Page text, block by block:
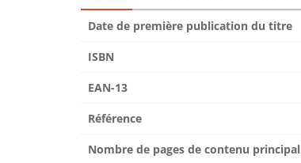
Date de première publication du titre
ISBN
EAN-13
Référence
Nombre de pages de contenu principal